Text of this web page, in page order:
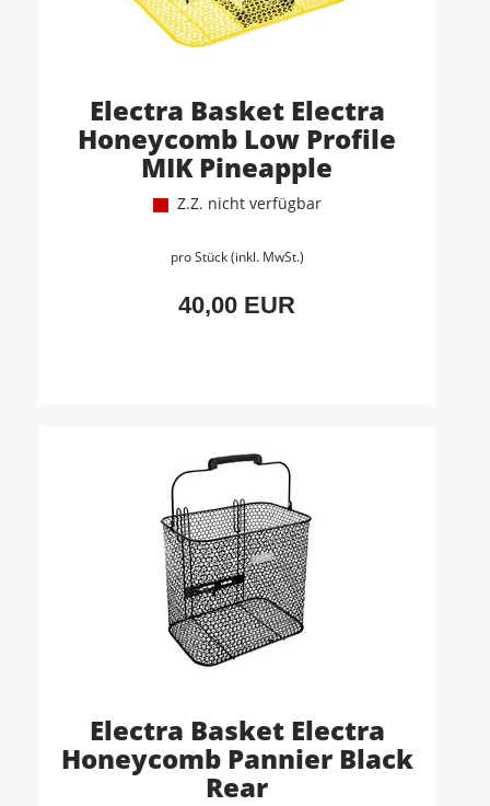
Electra Basket Electra
Honeycomb Low Profile
MIK Pineapple
Z.Z. nicht verfügbar
pro Stück (inkl. MwSt.)
40,00 EUR
Electra Basket Electra
Honeycomb Pannier Black
Rear